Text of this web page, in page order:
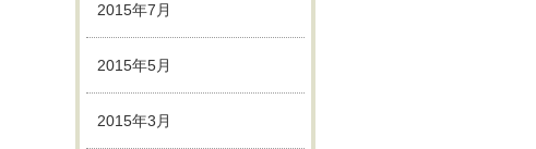
2015年7月
2015年5月
2015年3月